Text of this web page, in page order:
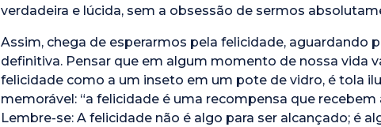
verdadeira e lúcida, sem a obsessão de sermos
Assim, chega de esperarmos pela felicidade, aguardando
definitiva. Pensar que em algum momento de nossa vida
felicidade como a um inseto em um pote de vidro, é tola
memorável: “a felicidade é uma recompensa que
Lembre-se: A felicidade não é algo para ser alcançado; é